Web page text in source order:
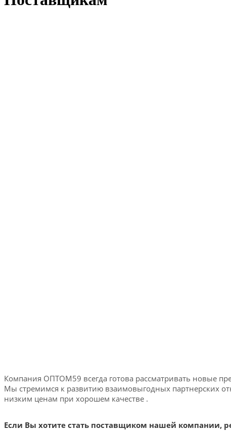
Компания ОПТОМ59 всегда готова рассматривать новые
Мы стремимся к развитию взаимовыгодных партнерских
низким ценам при хорошем качестве .
Если Вы хотите стать поставщиком нашей компании,